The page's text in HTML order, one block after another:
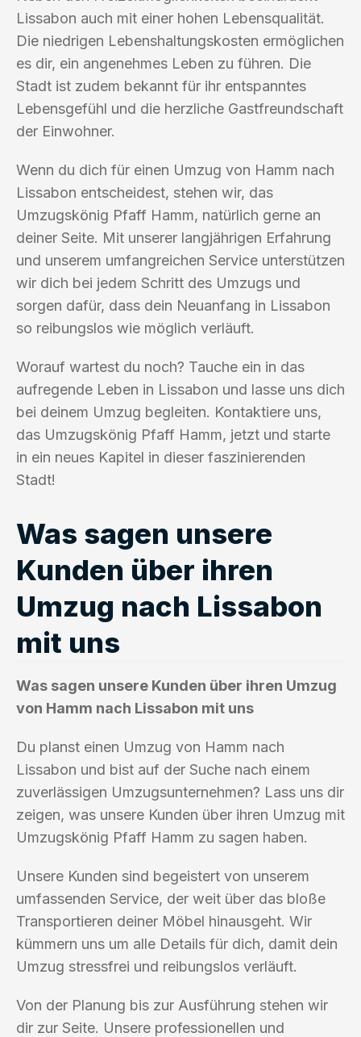
Lissabon auch mit einer hohen Lebensqualität.
Die niedrigen Lebenshaltungskosten ermöglichen
es dir, ein angenehmes Leben zu führen. Die
Stadt ist zudem bekannt für ihr entspanntes
Lebensgefühl und die herzliche Gastfreundschaft
der Einwohner.
Wenn du dich für einen Umzug von Hamm nach
Lissabon entscheidest, stehen wir, das
Umzugskönig Pfaff Hamm, natürlich gerne an
deiner Seite. Mit unserer langjährigen Erfahrung
und unserem umfangreichen Service unterstützen
wir dich bei jedem Schritt des Umzugs und
sorgen dafür, dass dein Neuanfang in Lissabon
so reibungslos wie möglich verläuft.
Worauf wartest du noch? Tauche ein in das
aufregende Leben in Lissabon und lasse uns dich
bei deinem Umzug begleiten. Kontaktiere uns,
das Umzugskönig Pfaff Hamm, jetzt und starte
in ein neues Kapitel in dieser faszinierenden
Stadt!
Was sagen unsere
Kunden über ihren
Umzug nach Lissabon
mit uns
Was sagen unsere Kunden über ihren Umzug
von Hamm nach Lissabon mit uns
Du planst einen Umzug von Hamm nach
Lissabon und bist auf der Suche nach einem
zuverlässigen Umzugsunternehmen? Lass uns dir
zeigen, was unsere Kunden über ihren Umzug mit
Umzugskönig Pfaff Hamm zu sagen haben.
Unsere Kunden sind begeistert von unserem
umfassenden Service, der weit über das bloße
Transportieren deiner Möbel hinausgeht. Wir
kümmern uns um alle Details für dich, damit dein
Umzug stressfrei und reibungslos verläuft.
Von der Planung bis zur Ausführung stehen wir
dir zur Seite. Unsere professionellen und